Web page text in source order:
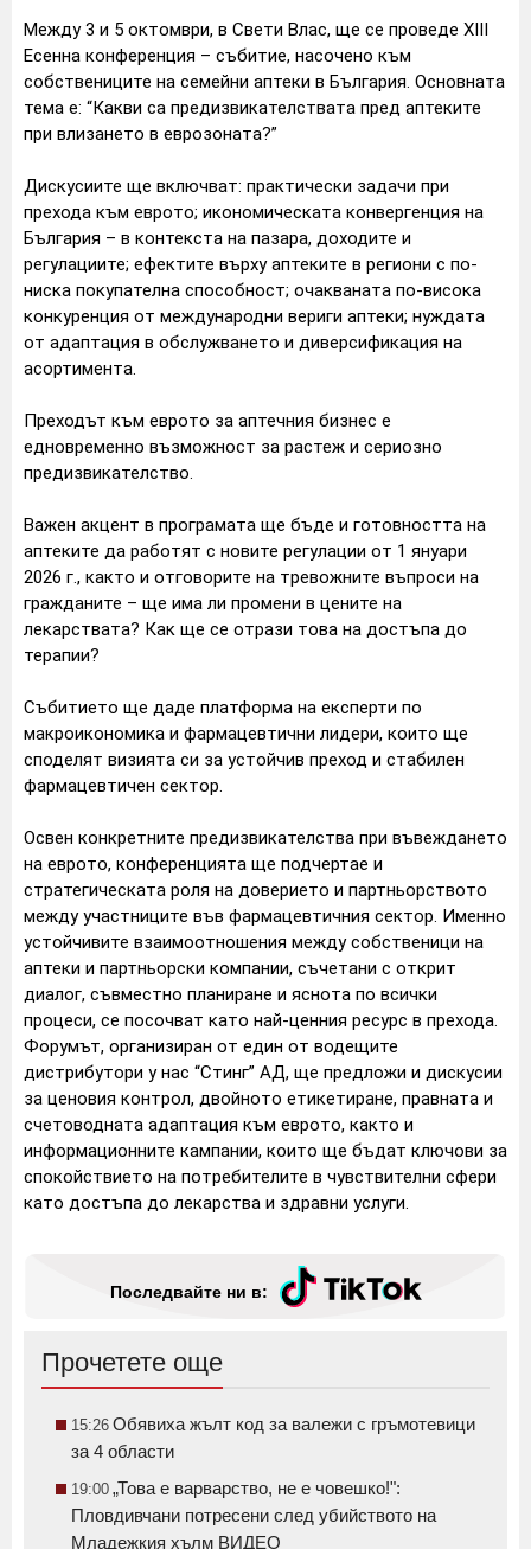
Между 3 и 5 октомври, в Свети Влас, ще се проведе XIII
Есенна конференция – събитие, насочено към
собствениците на семейни аптеки в България. Основната
тема е: “Какви са предизвикателствата пред аптеките
при влизането в еврозоната?”
Дискусиите ще включват: практически задачи при
прехода към еврото; икономическата конвергенция на
България – в контекста на пазара, доходите и
регулациите; ефектите върху аптеките в региони с по-
ниска покупателна способност; очакваната по-висока
конкуренция от международни вериги аптеки; нуждата
от адаптация в обслужването и диверсификация на
асортимента.
Преходът към еврото за аптечния бизнес е
едновременно възможност за растеж и сериозно
предизвикателство.
Важен акцент в програмата ще бъде и готовността на
аптеките да работят с новите регулации от 1 януари
2026 г., както и отговорите на тревожните въпроси на
гражданите – ще има ли промени в цените на
лекарствата? Как ще се отрази това на достъпа до
терапии?
Събитието ще даде платформа на експерти по
макроикономика и фармацевтични лидери, които ще
споделят визията си за устойчив преход и стабилен
фармацевтичен сектор.
Освен конкретните предизвикателства при въвеждането
на еврото, конференцията ще подчертае и
стратегическата роля на доверието и партньорството
между участниците във фармацевтичния сектор. Именно
устойчивите взаимоотношения между собственици на
аптеки и партньорски компании, съчетани с открит
диалог, съвместно планиране и яснота по всички
процеси, се посочват като най-ценния ресурс в прехода.
Форумът, организиран от един от водещите
дистрибутори у нас “Стинг” АД, ще предложи и дискусии
за ценовия контрол, двойното етикетиране, правната и
счетоводната адаптация към еврото, както и
информационните кампании, които ще бъдат ключови за
спокойствието на потребителите в чувствителни сфери
като достъпа до лекарства и здравни услуги.
Последвайте ни в:
Прочетете още
15:26 Обявиха жълт код за валежи с гръмотевици
за 4 области
19:00 „Това е варварство, не е човешко!":
Пловдивчани потресени след убийството на
Младежкия хълм ВИДЕО